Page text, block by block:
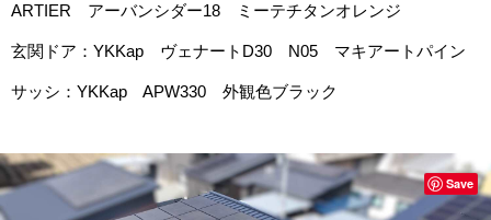
ARTIER アーバンシダー18 ミーテチタンオレンジ
玄関ドア：YKKap ヴェナートD30 N05 マキアートパイン
サッシ：YKKap APW330 外観色ブラック
Save